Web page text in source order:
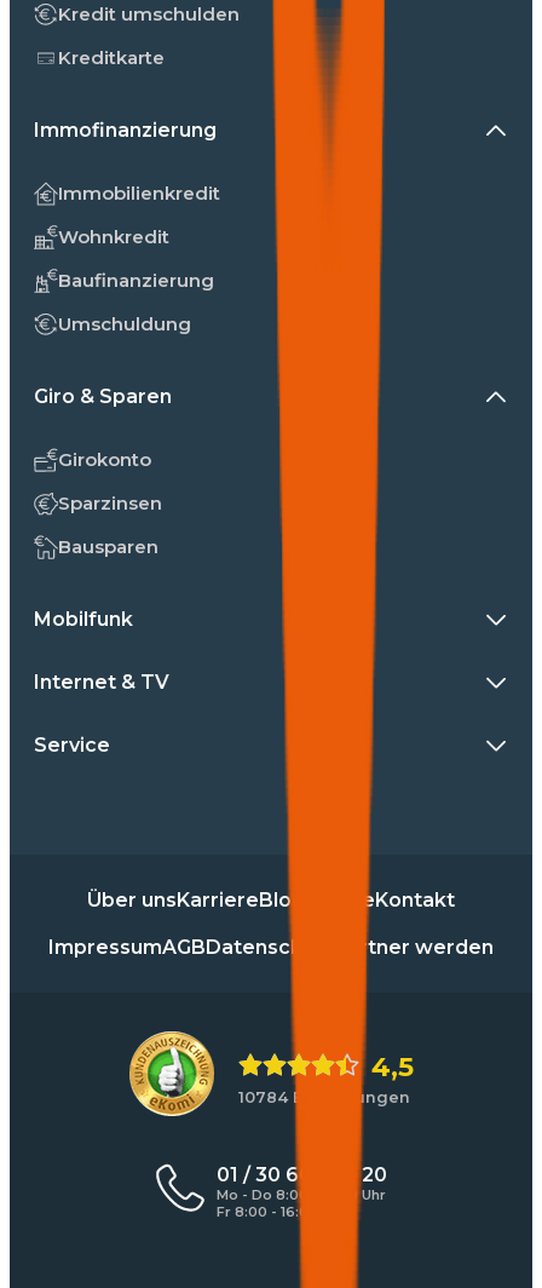
Kredit umschulden
Kreditkarte
Immofinanzierung
Immobilienkredit
Wohnkredit
Baufinanzierung
Umschuldung
Giro & Sparen
Girokonto
Sparzinsen
Bausparen
Mobilfunk
Internet & TV
Service
Über unsKarriereBlog PresseKontakt
ImpressumAGBDatenschutz Partner werden
4,5
10784 Bewertungen
01 / 30 60 900 20
Mo - Do 8:00 - 17:00 Uhr
Fr 8:00 - 16:00 Uhr